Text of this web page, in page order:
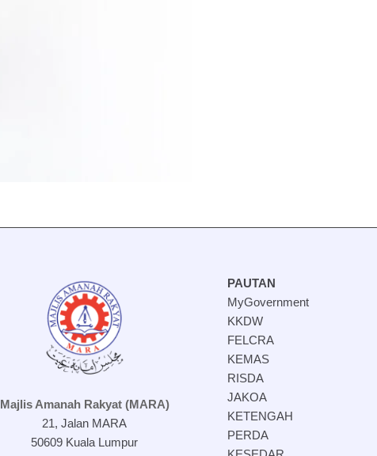
Majlis Amanah Rakyat (MARA)
21, Jalan MARA
50609 Kuala Lumpur
PAUTAN
MyGovernment
KKDW
FELCRA
KEMAS
RISDA
JAKOA
KETENGAH
PERDA